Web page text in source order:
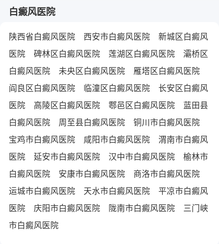
白癜风医院
陕西省白癜风医院 西安市白癜风医院
新城区白癜风
医院
碑林区白癜风医院 莲湖区白癜风医院
灞桥区
白癜风医院
未央区白癜风医院
雁塔区白癜风医院
阎良区白癜风医院
临潼区白癜风医院
长安区白癜风
医院
高陵区白癜风医院 鄠邑区白癜风医院
蓝田县
白癜风医院
周至县白癜风医院
铜川市白癜风医院
宝鸡市白癜风医院
咸阳市白癜风医院
渭南市白癜风
医院
延安市白癜风医院 汉中市白癜风医院
榆林市
白癜风医院
安康市白癜风医院
商洛市白癜风医院
运城市白癜风医院
天水市白癜风医院
平凉市白癜风
医院
庆阳市白癜风医院 陇南市白癜风医院
三门峡
市白癜风医院